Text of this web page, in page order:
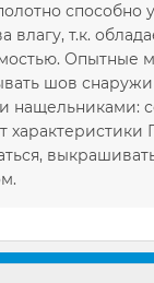
способно
влагу, т.к.
Опытные
шов снаружи
нащельниками: